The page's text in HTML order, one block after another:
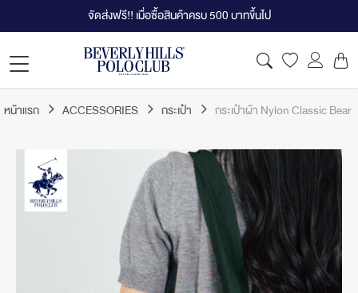
จัดส่งฟรี!! เมื่อซื้อสินค้าครบ 500 บาทขึ้นไป
หน้าแรก ACCESSORIES กระเป๋า กระเป๋าผ้า Nylon Classic Bear